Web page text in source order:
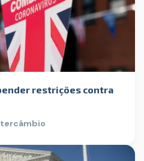
restrições contra